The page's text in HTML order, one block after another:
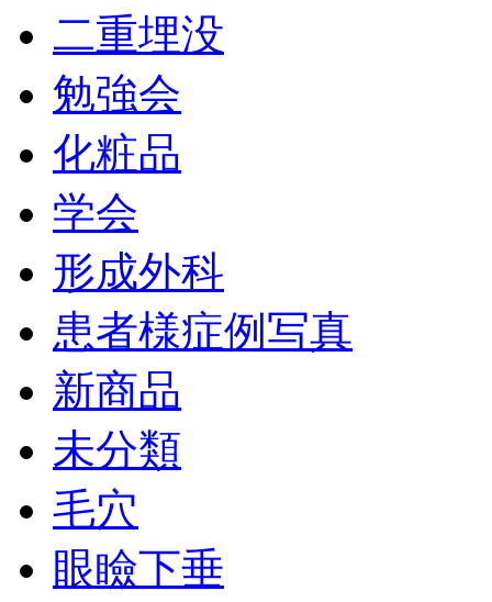
二重埋没
勉強会
化粧品
学会
形成外科
患者様症例写真
新商品
未分類
毛穴
眼瞼下垂